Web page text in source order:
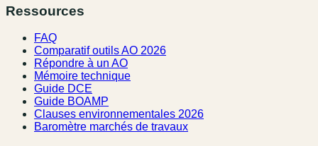
Ressources
FAQ
Comparatif outils AO 2026
Répondre à un AO
Mémoire technique
Guide DCE
Guide BOAMP
Clauses environnementales 2026
Baromètre marchés de travaux